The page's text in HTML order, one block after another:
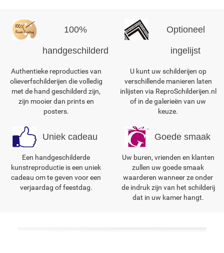
100%
handgeschilderd
Authentieke reproducties van
olieverfschilderijen die volledig
met de hand geschilderd zijn,
zijn mooier dan prints en
posters.
Optioneel
ingelijst
U kunt uw schilderijen op
verschillende manieren laten
inlijsten via ReproSchilderijen.nl
of in de galerieën van uw
keuze.
Uniek cadeau
Een handgeschilderde
kunstreproductie is een uniek
cadeau om te geven voor een
verjaardag of feestdag.
Goede smaak
Uw buren, vrienden en klanten
zullen uw goede smaak
waarderen wanneer ze onder
de indruk zijn van het schilderij
dat in uw kamer hangt.